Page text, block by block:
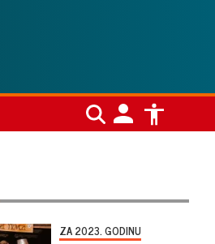
ZA 2023. GODINU